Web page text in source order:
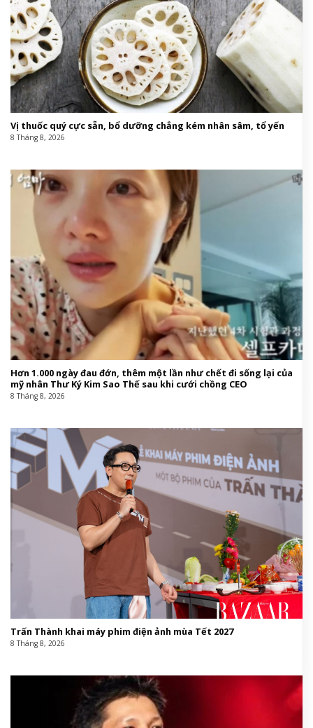
Vị thuốc quý cực sẵn, bổ dưỡng chẳng kém nhân sâm, tổ yến
8 Tháng 8, 2026
Hơn 1.000 ngày đau đớn, thêm một lần như chết đi sống lại của
mỹ nhân Thư Ký Kim Sao Thế sau khi cưới chồng CEO
8 Tháng 8, 2026
Trấn Thành khai máy phim điện ảnh mùa Tết 2027
8 Tháng 8, 2026